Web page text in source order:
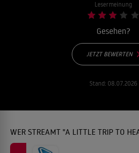
Lesermeinung
Gesehen?
JETZT BEWERTEN
Stand: 08.07.2026
WER STREAMT "A LITTLE TRIP TO